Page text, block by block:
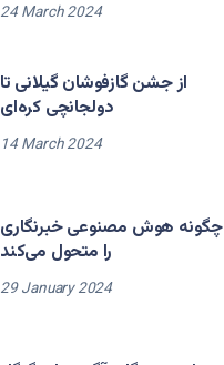
24 March 2024
از جشن گازفوشان گیلانی تا
دولجانچی کره‌ای
14 March 2024
چگونه هوش مصنوعی خبرنگاری
را متحول می‌کند
29 January 2024